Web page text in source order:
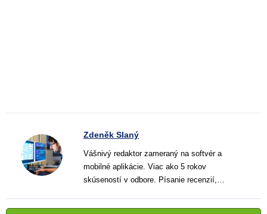
Zdeněk Slaný
Vášnivý redaktor zameraný na softvér a
mobilné aplikácie. Viac ako 5 rokov
skúseností v odbore. Písanie recenzií,
informatívnych textov, ktoré pomáhajú